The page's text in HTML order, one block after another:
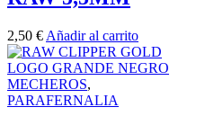
2,50 € Añadir al carrito
MECHEROS,
PARAFERNALIA